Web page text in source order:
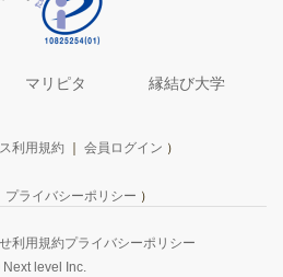
マリピタ
縁結び大学
利用規約 会員ログイン ）
プライバシーポリシー ）
level Inc.
利用規約プライバシーポリシー